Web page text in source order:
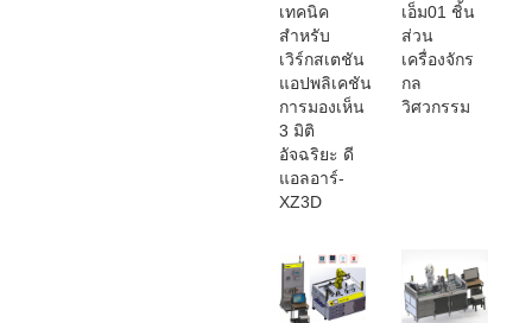
เทคนิค
สำหรับ
เวิร์กสเตชัน
แอปพลิเคชัน
การมองเห็น
3 มิติ
อัจฉริยะ ดี
แอลอาร์-
XZ3D
เอ็ม01 ชิ้น
ส่วน
เครื่องจักร
กล
วิศวกรรม